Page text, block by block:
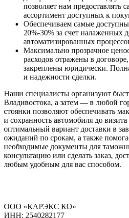
позволяет нам предоставлять
ассортимент доступных к
Обеспечиваем самые
20%-30% за счет налаженных
автоматизированных
Максимально прозрачное
расходов отражены в
закреплены юридически.
и надежности сделки.
Наши специалисты организуют
Владивостока, а затем — в любой
стоянки позволяют обеспечивать
и сохранность автомобиля до
оптимальный вариант доставки в
ожиданий по срокам, а также
необходимые документы для
консультацию или сделать заказ,
любым удобным для вас способом.
ООО «КАРЭКС КО»
ИНН: 2540282177